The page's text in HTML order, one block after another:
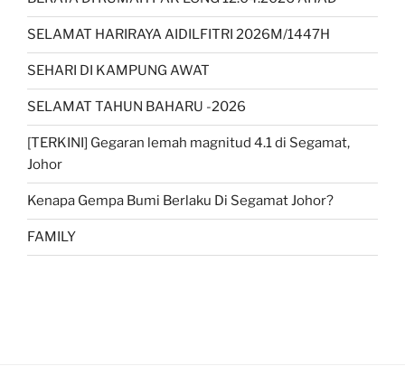
SELAMAT HARIRAYA AIDILFITRI 2026M/1447H
SEHARI DI KAMPUNG AWAT
SELAMAT TAHUN BAHARU -2026
[TERKINI] Gegaran lemah magnitud 4.1 di Segamat,
Johor
Kenapa Gempa Bumi Berlaku Di Segamat Johor?
FAMILY